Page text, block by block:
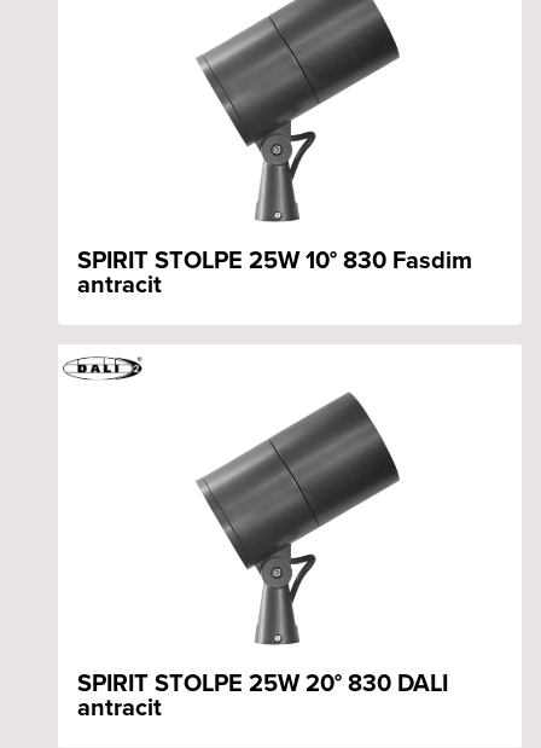
SPIRIT STOLPE 25W 10° 830 Fasdim
antracit
SPIRIT STOLPE 25W 20° 830 DALI
antracit